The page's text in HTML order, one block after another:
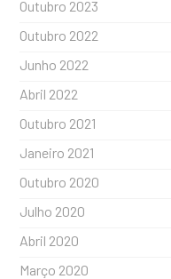
Outubro 2023
Outubro 2022
Junho 2022
Abril 2022
Outubro 2021
Janeiro 2021
Outubro 2020
Julho 2020
Abril 2020
Março 2020